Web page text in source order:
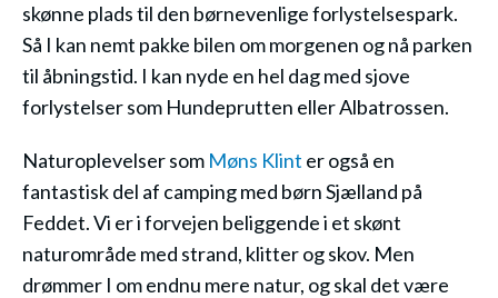
skønne plads til den børnevenlige forlystelsespark.
Så I kan nemt pakke bilen om morgenen og nå parken
til åbningstid. I kan nyde en hel dag med sjove
forlystelser som Hundeprutten eller Albatrossen.
Naturoplevelser som Møns Klint er også en
fantastisk del af camping med børn Sjælland på
Feddet. Vi er i forvejen beliggende i et skønt
naturområde med strand, klitter og skov. Men
drømmer I om endnu mere natur, og skal det være